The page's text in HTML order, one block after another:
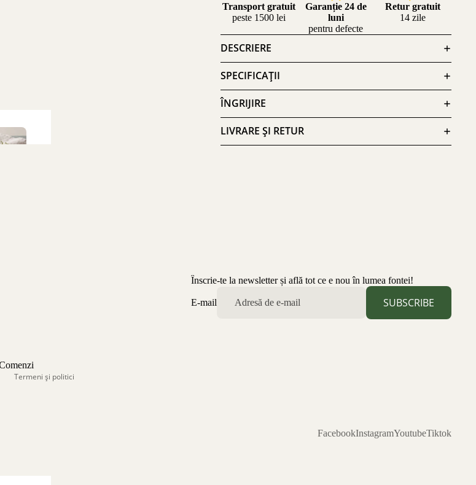
Transport gratuit
peste 1500 lei
Garanție 24 de
luni
pentru defecte
Retur gratuit
14 zile
DESCRIERE
SPECIFICAȚII
ÎNGRIJIRE
LIVRARE ȘI RETUR
Înscrie-te la newsletter și află tot ce e nou în lumea fontei!
E-mail SUBSCRIBE
Termeni și politici
FacebookInstagramYoutubeTiktok